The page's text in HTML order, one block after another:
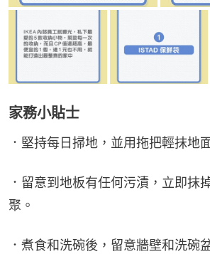
家務小貼士
．堅持每日掃地，並用拖把輕抹地
．留意到地板有任何污漬，立即抹
聚。
．煮食和洗碗後，留意牆壁和洗碗